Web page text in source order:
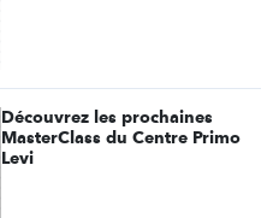
Découvrez les prochaines
MasterClass du Centre Primo
Levi